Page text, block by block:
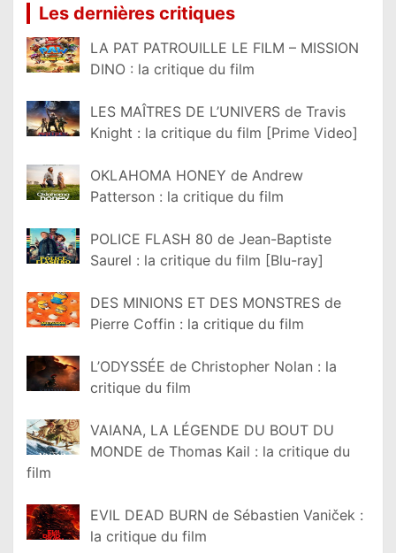
Les dernières critiques
LA PAT PATROUILLE LE FILM – MISSION
DINO : la critique du film
LES MAÎTRES DE L’UNIVERS de Travis
Knight : la critique du film [Prime Video]
OKLAHOMA HONEY de Andrew
Patterson : la critique du film
POLICE FLASH 80 de Jean-Baptiste
Saurel : la critique du film [Blu-ray]
DES MINIONS ET DES MONSTRES de
Pierre Coffin : la critique du film
L’ODYSSÉE de Christopher Nolan : la
critique du film
VAIANA, LA LÉGENDE DU BOUT DU
MONDE de Thomas Kail : la critique du
film
EVIL DEAD BURN de Sébastien Vaniček :
la critique du film